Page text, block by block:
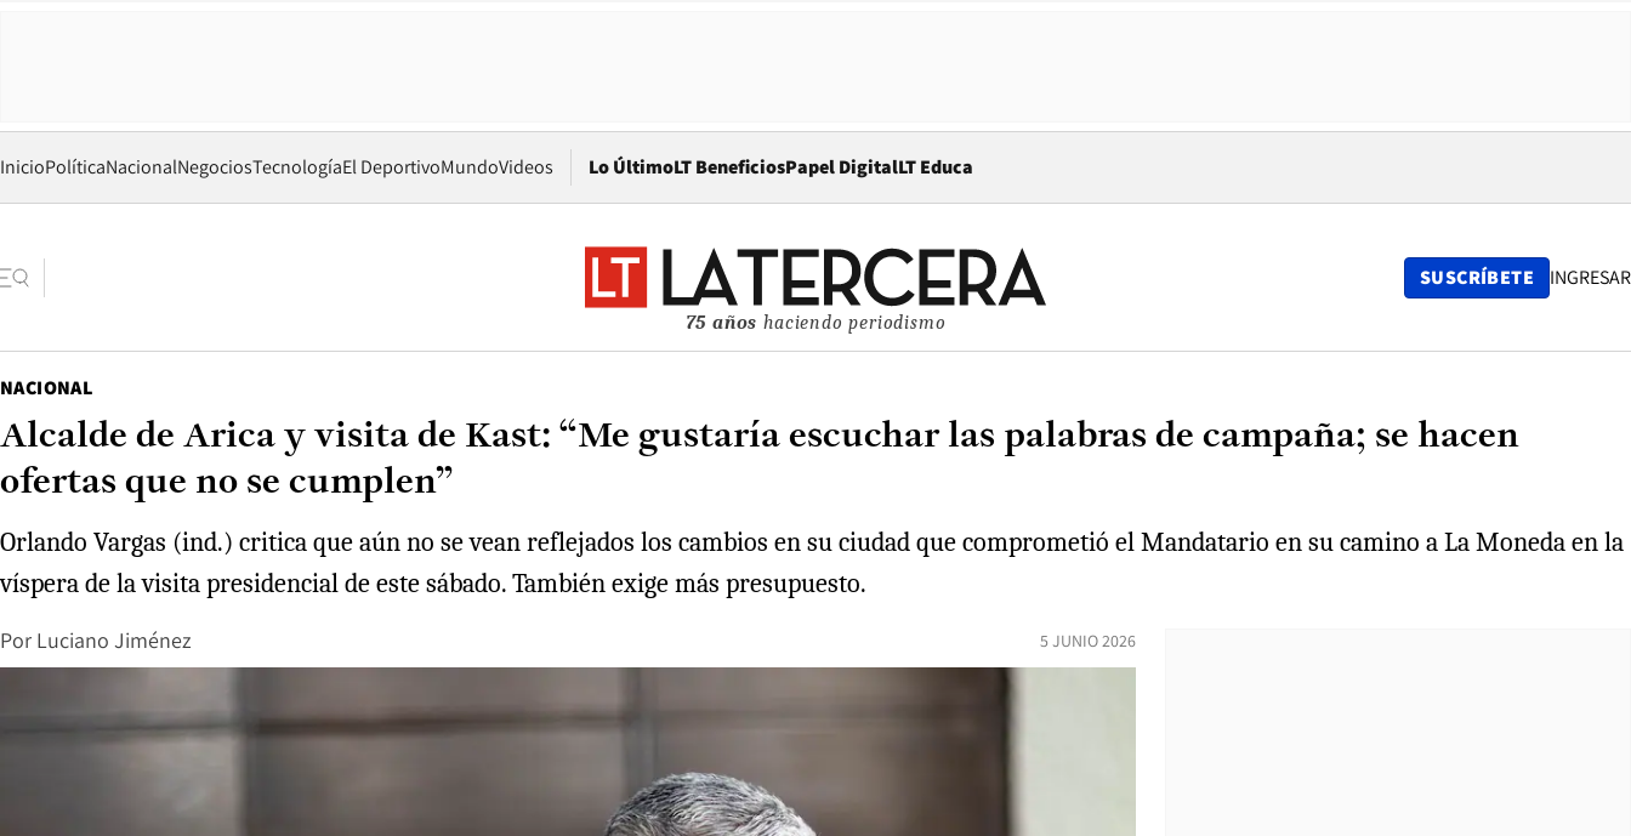
InicioPolíticaNacionalNegociosTecnologíaEl DeportivoMundoVideos Lo ÚltimoLT BeneficiosPapel DigitalOpens in new window
LT Educa
75 años haciendo periodismo
SUSCRÍBETE INGRESAR
NACIONAL
Alcalde de Arica y visita de Kast: “Me gustaría escuchar las palabras de campaña; se hacen
ofertas que no se cumplen”
Orlando Vargas (ind.) critica que aún no se vean reflejados los cambios en su ciudad que comprometió el Mandatario en su camino a La Moneda en la
víspera de la visita presidencial de este sábado. También exige más presupuesto.
Por Luciano Jiménez 5 JUNIO 2026